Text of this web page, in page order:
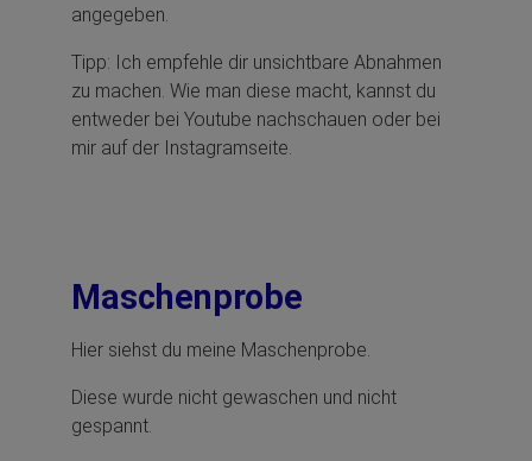
angegeben.
Tipp: Ich empfehle dir unsichtbare Abnahmen
zu machen. Wie man diese macht, kannst du
entweder bei Youtube nachschauen oder bei
mir auf der Instagramseite.
Maschenprobe
Hier siehst du meine Maschenprobe.
Diese wurde nicht gewaschen und nicht
gespannt.